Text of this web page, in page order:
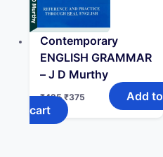
Contemporary
ENGLISH GRAMMAR
– J D Murthy
₹425 ₹375
Add to
cart